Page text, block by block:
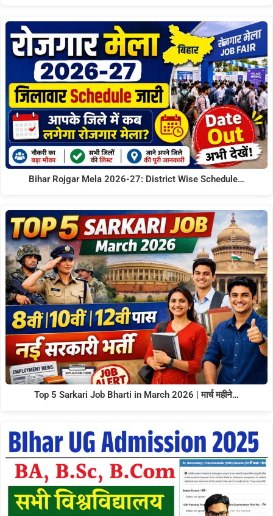
Bihar Rojgar Mela 2026-27: District Wise Schedule…
Top 5 Sarkari Job Bharti in March 2026 | मार्च महीने…